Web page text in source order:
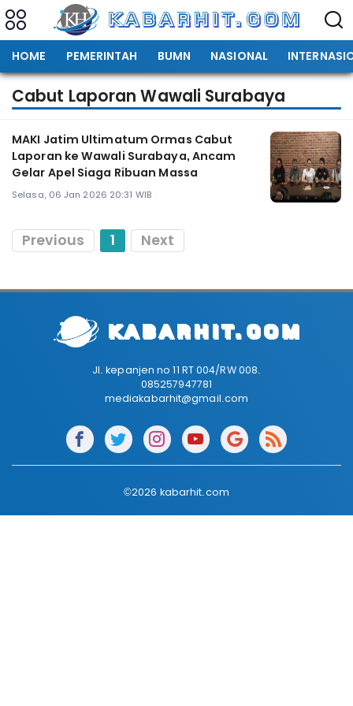
HOME PEMERINTAH BUMN NASIONAL
Cabut Laporan Wawali Surabaya
MAKI Jatim Ultimatum Ormas Cabut
Laporan ke Wawali Surabaya, Ancam
Gelar Apel Siaga Ribuan Massa
Selasa, 06 Jan 2026 20:31 WIB
Previous 1 Next
Jl. kepanjen no 11 RT 004/RW 008.
085257947781
mediakabarhit@gmail.com
©2026 kabarhit.com